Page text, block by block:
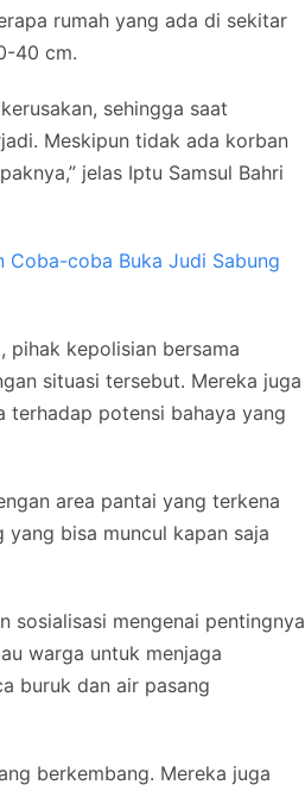
rumah yang ada di sekitar
40 cm.
sehingga saat
Meskipun tidak ada korban
jelas Iptu Samsul Bahri
Coba-coba Buka Judi Sabung
pihak kepolisian bersama
situasi tersebut. Mereka juga
terhadap potensi bahaya yang
area pantai yang terkena
bisa muncul kapan saja
sosialisasi mengenai pentingnya
warga untuk menjaga
buruk dan air pasang
berkembang. Mereka juga